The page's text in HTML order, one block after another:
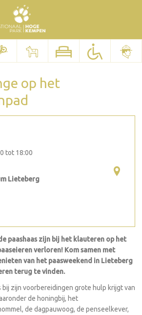
op het
tot 18:00
Lieteberg
paashaas zijn bij het klauteren op het
verloren! Kom samen met
van het paasweekend in Lieteberg
terug te vinden.
bij zijn voorbereidingen grote hulp krijgt van
de honingbij, het
de dagpauwoog, de penseelkever,